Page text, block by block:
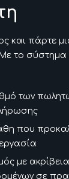
και πάρτε
το σύστημα
των
που
με
σε